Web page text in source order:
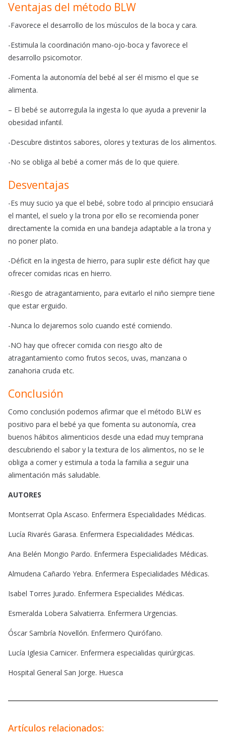
Ventajas del método BLW
-Favorece el desarrollo de los músculos de la boca y cara.
-Estimula la coordinación mano-ojo-boca y favorece el
desarrollo psicomotor.
-Fomenta la autonomía del bebé al ser él mismo el que se
alimenta.
– El bebé se autorregula la ingesta lo que ayuda a prevenir la
obesidad infantil.
-Descubre distintos sabores, olores y texturas de los alimentos.
-No se obliga al bebé a comer más de lo que quiere.
Desventajas
-Es muy sucio ya que el bebé, sobre todo al principio ensuciará
el mantel, el suelo y la trona por ello se recomienda poner
directamente la comida en una bandeja adaptable a la trona y
no poner plato.
-Déficit en la ingesta de hierro, para suplir este déficit hay que
ofrecer comidas ricas en hierro.
-Riesgo de atragantamiento, para evitarlo el niño siempre tiene
que estar erguido.
-Nunca lo dejaremos solo cuando esté comiendo.
-NO hay que ofrecer comida con riesgo alto de
atragantamiento como frutos secos, uvas, manzana o
zanahoria cruda etc.
Conclusión
Como conclusión podemos afirmar que el método BLW es
positivo para el bebé ya que fomenta su autonomía, crea
buenos hábitos alimenticios desde una edad muy temprana
descubriendo el sabor y la textura de los alimentos, no se le
obliga a comer y estimula a toda la familia a seguir una
alimentación más saludable.
AUTORES
Montserrat Opla Ascaso. Enfermera Especialidades Médicas.
Lucía Rivarés Garasa. Enfermera Especialidades Médicas.
Ana Belén Mongio Pardo. Enfermera Especialidades Médicas.
Almudena Cañardo Yebra. Enfermera Especialidades Médicas.
Isabel Torres Jurado. Enfermera Especialides Médicas.
Esmeralda Lobera Salvatierra. Enfermera Urgencias.
Óscar Sambría Novellón. Enfermero Quirófano.
Lucía Iglesia Carnicer. Enfermera especialidas quirúrgicas.
Hospital General San Jorge. Huesca
Artículos relacionados: